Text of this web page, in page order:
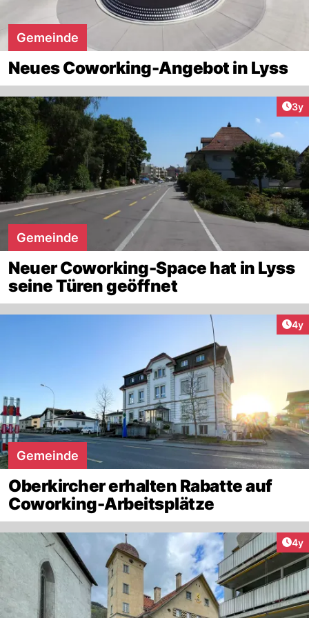
Gemeinde
Neues Coworking-Angebot in Lyss
3y
Gemeinde
Neuer Coworking-Space hat in Lyss
seine Türen geöffnet
4y
Gemeinde
Oberkircher erhalten Rabatte auf
Coworking-Arbeitsplätze
4y